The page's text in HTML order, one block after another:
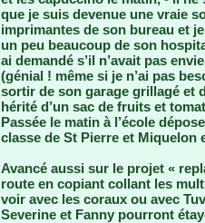
que je suis devenue une vraie
imprimantes de son bureau et
un peu beaucoup de son
ai demandé s’il n’avait pas
(génial ! même si je n’ai pas
sortir de son garage grillagé et
hérité d’un sac de fruits et
Passée le matin à l’école
classe de St Pierre et Miquelon
Avancé aussi sur le projet «
route en copiant collant les
voir avec les coraux ou avec
Severine et Fanny pourront